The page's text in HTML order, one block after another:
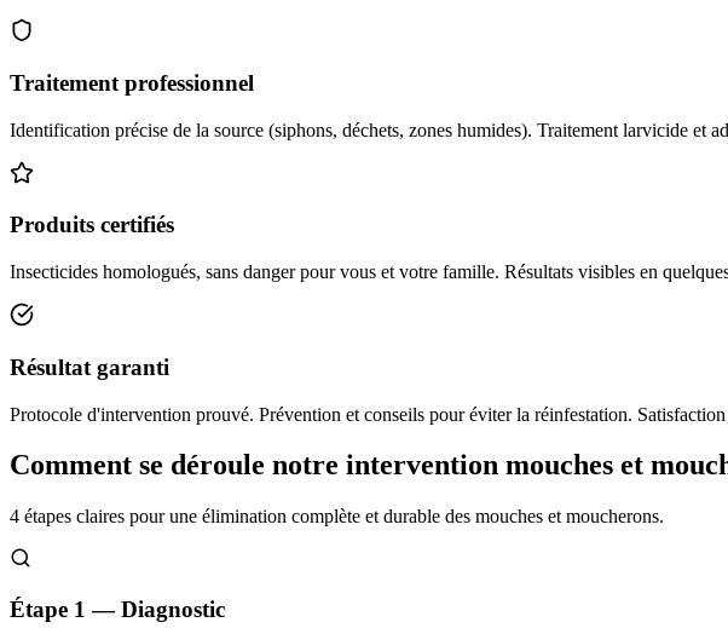
Traitement professionnel
Identification précise de la source (siphons, déchets, zones humides). Traitement larvicide et
Produits certifiés
Insecticides homologués, sans danger pour vous et votre famille. Résultats visibles en
Résultat garanti
Protocole d'intervention prouvé. Prévention et conseils pour éviter la réinfestation.
Comment se déroule notre intervention mouches et
4 étapes claires pour une élimination complète et durable des mouches et moucherons.
Étape 1 — Diagnostic